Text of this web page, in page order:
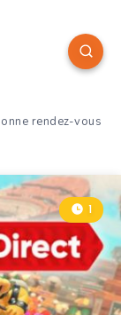
rendez-vous
1